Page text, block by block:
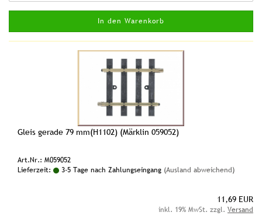
In den Warenkorb
Gleis gerade 79 mm(H1102) (Märklin 059052)
Art.Nr.: M059052
Lieferzeit:
3-5 Tage nach Zahlungseingang (Ausland abweichend)
11,69 EUR
inkl. 19% MwSt. zzgl. Versand